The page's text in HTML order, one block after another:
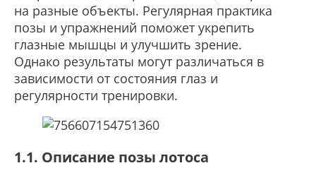
на разные объекты. Регулярная практика
позы и упражнений поможет укрепить
глазные мышцы и улучшить зрение.
Однако результаты могут различаться в
зависимости от состояния глаз и
регулярности тренировки.
1.1. Описание позы лотоса